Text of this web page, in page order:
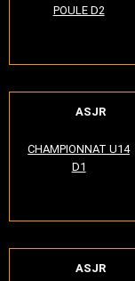
POULE D2
ASJR
CHAMPIONNAT U14
D1
ASJR